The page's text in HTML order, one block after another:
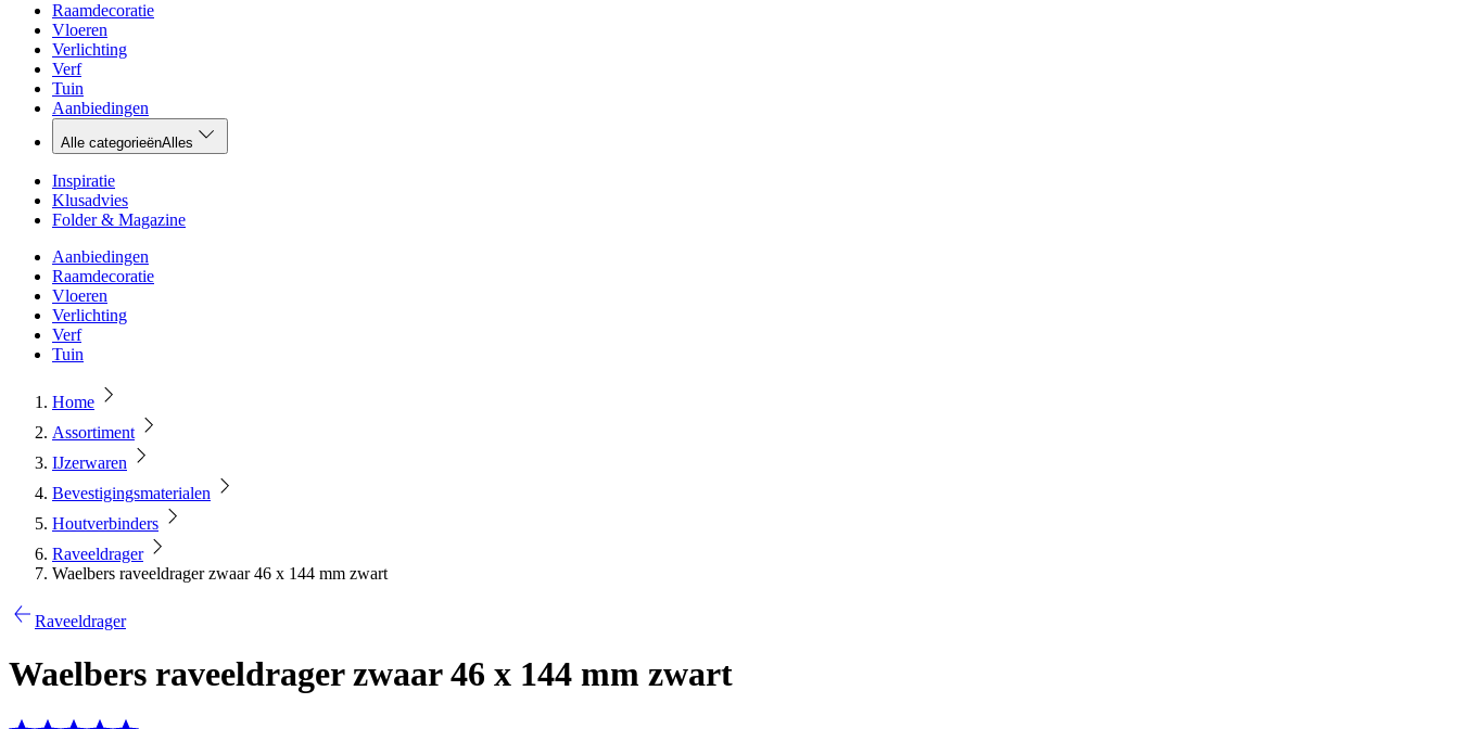
Raamdecoratie
Vloeren
Verlichting
Verf
Tuin
Aanbiedingen
Alle categorieënAlles
Inspiratie
Klusadvies
Folder & Magazine
Aanbiedingen
Raamdecoratie
Vloeren
Verlichting
Verf
Tuin
Home
Assortiment
IJzerwaren
Bevestigingsmaterialen
Houtverbinders
Raveeldrager
Waelbers raveeldrager zwaar 46 x 144 mm zwart
Raveeldrager
Waelbers raveeldrager zwaar 46 x 144 mm zwart